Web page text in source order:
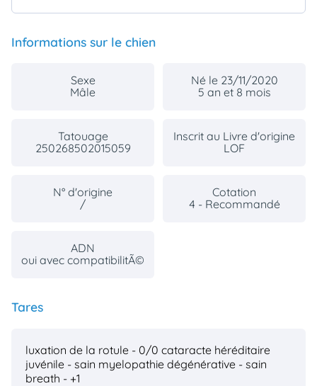
Informations sur le chien
Sexe
Mâle
Né le 23/11/2020
5 an et 8 mois
Tatouage
250268502015059
Inscrit au Livre d'origine
LOF
N° d'origine
/
Cotation
4 - Recommandé
ADN
oui avec compatibilitÃ©
Tares
luxation de la rotule - 0/0 cataracte héréditaire
juvénile - sain myelopathie dégénérative - sain
breath - +1